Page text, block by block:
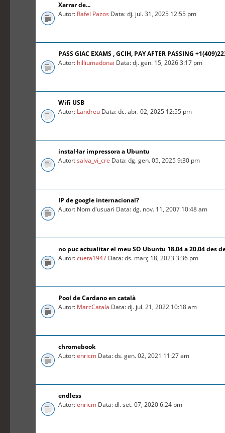
Xarrar de...
Autor: Rafel Pazos Data: dj. jul. 31, 2025 12:55 pm
PASS GIAC EXAMS , GCIH, PAY AFTER PASSING
Autor: hilliumadonai Data: dj. gen. 15, 2026 3:17 pm
Wifi USB
Autor: Landreu Data: dc. abr. 02, 2025 12:55 pm
instal·lar impressora a Ubuntu
Autor:salva_vi_cre Data: dg. gen. 05, 2025 9:30 pm
IP de google internacional?
Autor: Nom d'usuari Data: dg. nov. 11, 2007 10:48 am
no puc actualitar el meu SO Ubuntu 18.04 a 20.04 des
Autor:cueta1947 Data: ds. març 18, 2023 3:36 pm
Pool de Cardano en català
Autor: MarcCatala Data: dj. jul. 21, 2022 10:18 am
chromebook
Autor:enricm Data: ds. gen. 02, 2021 11:27 am
endless
Autor:enricm Data: dl. set. 07, 2020 6:24 pm